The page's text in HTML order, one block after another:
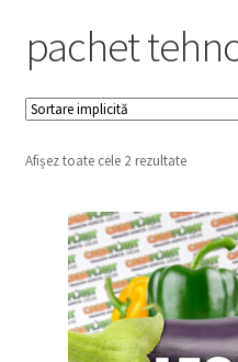
Produse BIO
Igienă publică
Casa și grădina
Sere și solarii
pachet
Afișez toate cele 2 rezultate